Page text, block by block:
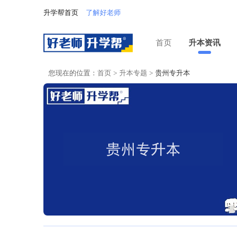
升学帮首页 了解好老师
首页 升本资讯
您现在的位置： 首页 > 升本专题 > 贵州专升本